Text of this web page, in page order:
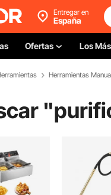
Entregar en
España
Ofertas Los
Herramientas
"